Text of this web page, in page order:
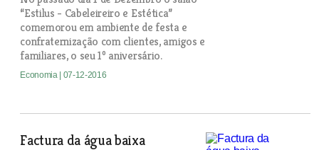
“Estilus - Cabeleireiro e Estética”
comemorou em ambiente de festa e
confraternização com clientes, amigos e
familiares, o seu 1º aniversário.
Economia | 07-12-2016
Factura da água baixa